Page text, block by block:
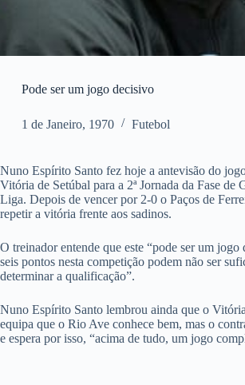
Pode ser um jogo decisivo
1 de Janeiro, 1970 Futebol
Nuno Espírito Santo fez hoje a antevisão do
Vitória de Setúbal para a 2ª Jornada da Fase de
Liga. Depois de vencer por 2-0 o Paços de
repetir a vitória frente aos sadinos.
O treinador entende que este “pode ser um
seis pontos nesta competição podem não ser
determinar a qualificação”.
Nuno Espírito Santo lembrou ainda que o
equipa que o Rio Ave conhece bem, mas o
e espera por isso, “acima de tudo, um jogo